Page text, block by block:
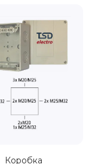
Коробка